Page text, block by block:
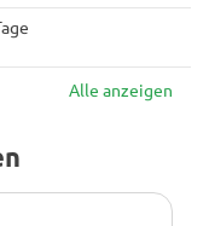
Alle anzeigen